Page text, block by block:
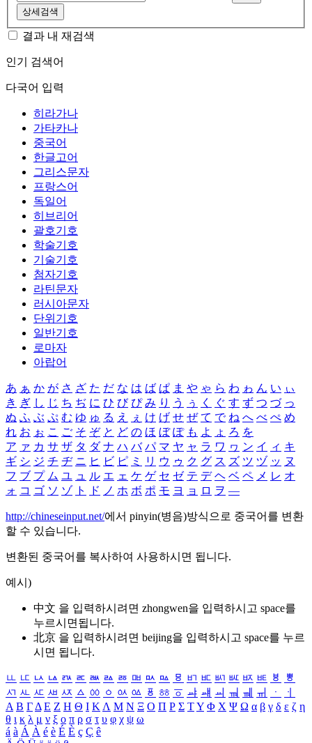
상세검색
결과 내 재검색
인기 검색어
다국어 입력
히라가나
가타카나
중국어
한글고어
그리스문자
프랑스어
독일어
히브리어
괄호기호
학술기호
기술기호
첨자기호
라틴문자
러시아문자
단위기호
일반기호
로마자
아랍어
あ ぁ か が さ ざ た だ な は ば ぱ ま や ゃ ら わ ゎ ん い ぃ
き ぎ し じ ち ぢ に ひ び ぴ み り う ぅ く ぐ す ず つ づ っ
ぬ ふ ぶ ぷ む ゆ ゅ る え ぇ け げ せ ぜ て で ね へ べ ぺ め
れ お ぉ こ ご そ ぞ と ど の ほ ぼ ぽ も よ ょ ろ を
ア ァ カ サ ザ タ ダ ナ ハ バ パ マ ヤ ャ ラ ワ ヮ ン イ ィ キ
ギ シ ジ チ ヂ ニ ヒ ビ ピ ミ リ ウ ゥ ク グ ス ズ ツ ヅ ッ ヌ
フ ブ プ ム ユ ュ ル エ ェ ケ ゲ セ ゼ テ デ ヘ ベ ペ メ レ オ
ォ コ ゴ ソ ゾ ト ド ノ ホ ボ ポ モ ヨ ョ ロ ヲ ―
http://chineseinput.net/에서 pinyin(병음)방식으로 중국어를 변환
할 수 있습니다.
변환된 중국어를 복사하여 사용하시면 됩니다.
예시)
中文 을 입력하시려면 zhongwen을 입력하시고 space를
누르시면됩니다.
北京 을 입력하시려면 beijing을 입력하시고 space를 누르
시면 됩니다.
ㅥ ㅦ ㅧ ㅨ ㅩ ㅪ ㅫ ㅬ ㅭ ㅮ ㅯ ㅰ ㅱ ㅲ ㅳ ㅴ ㅵ ㅶ ㅷ ㅸ
ㅹ
ㅺ ㅻ ㅼ ㅽ ㅾ ㅿ ㆀ ㆁ ㆂ ㆃ ㆄ ㆅ ㆆ ㆇ ㆈ ㆉ ㆊ ㆋ ㆌ ㆍ
ㆎ
Α Β ΓΔ Ε Ζ Η Θ Ι ΚΛ Μ Ν Ξ Ο Π Ρ Σ ΤΥ Φ Χ Ψ Ω α β γ δ ε ζ η
θ ι κ λ μ ν ξ ο π ρ σ τ υ φ χ ψ ω
á à Á À é è É È ç Ç ê